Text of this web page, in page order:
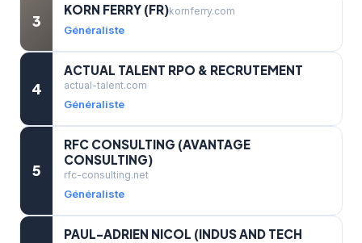
3
KORN FERRY (FR)kornferry.com
Généraliste
4
ACTUAL TALENT RPO & RECRUTEMENT
actual-talent.com
Généraliste
5
RFC CONSULTING (AVANTAGE
CONSULTING)
rfc-consulting.net
Généraliste
PAUL-ADRIEN NICOL (INDUS AND TECH